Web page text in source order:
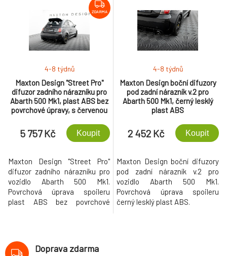
ZDARMA
Maxton Design "Street Pro"
difuzor zadního nárazníku pro
Abarth 500 Mk1, plast ABS bez
povrchové úpravy, s červenou
4-8 týdnů
5 757 Kč Koupit
Maxton Design "Street Pro"
difuzor zadního nárazníku pro
vozidlo Abarth 500 Mk1.
Povrchová úprava spoileru
plast ABS bez povrchové
Maxton Design boční difuzory
pod zadní nárazník v.2 pro
Abarth 500 Mk1, černý lesklý
plast ABS
4-8 týdnů
2 452 Kč Koupit
Maxton Design boční difuzory
pod zadní nárazník v.2 pro
vozidlo Abarth 500 Mk1.
Povrchová úprava spoileru
černý lesklý plast ABS.
Doprava zdarma